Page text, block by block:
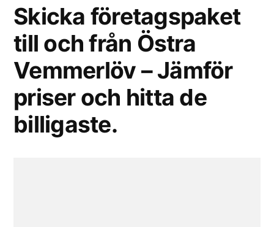
Skicka företagspaket
till och från Östra
Vemmerlöv – Jämför
priser och hitta de
billigaste.